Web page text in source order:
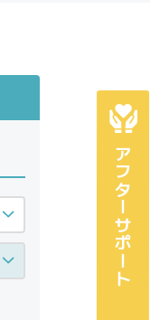
アフターサポート